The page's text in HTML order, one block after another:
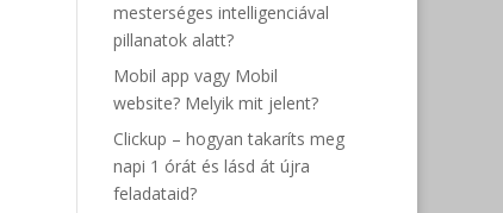
mesterséges intelligenciával
pillanatok alatt?
Mobil app vagy Mobil
website? Melyik mit jelent?
Clickup – hogyan takaríts meg
napi 1 órát és lásd át újra
feladataid?